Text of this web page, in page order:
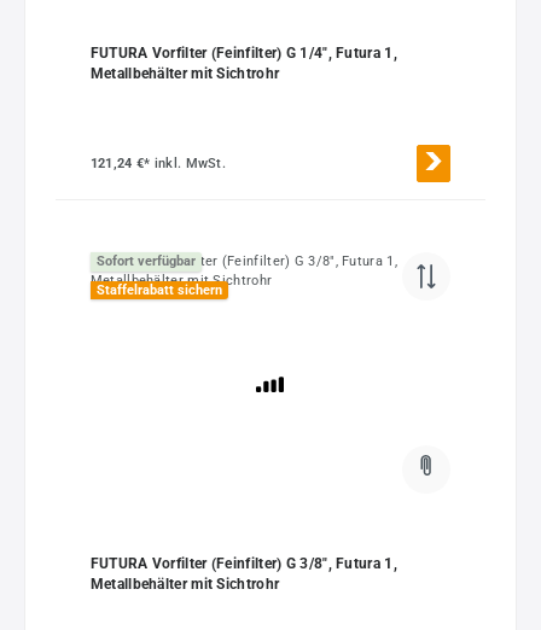
FUTURA Vorfilter (Feinfilter) G 1/4", Futura 1,
Metallbehälter mit Sichtrohr
121,24 €* inkl. MwSt.
Sofort verfügbar
Staffelrabatt sichern
FUTURA Vorfilter (Feinfilter) G 3/8", Futura 1,
Metallbehälter mit Sichtrohr